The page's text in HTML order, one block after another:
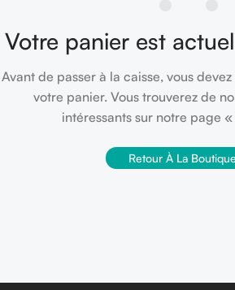
Votre panier est
Avant de passer à la caisse, vous
votre panier. Vous trouverez de
intéressants sur notre page
Retour À La Boutique